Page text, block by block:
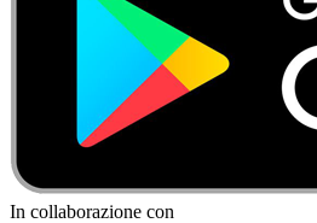
In collaborazione con